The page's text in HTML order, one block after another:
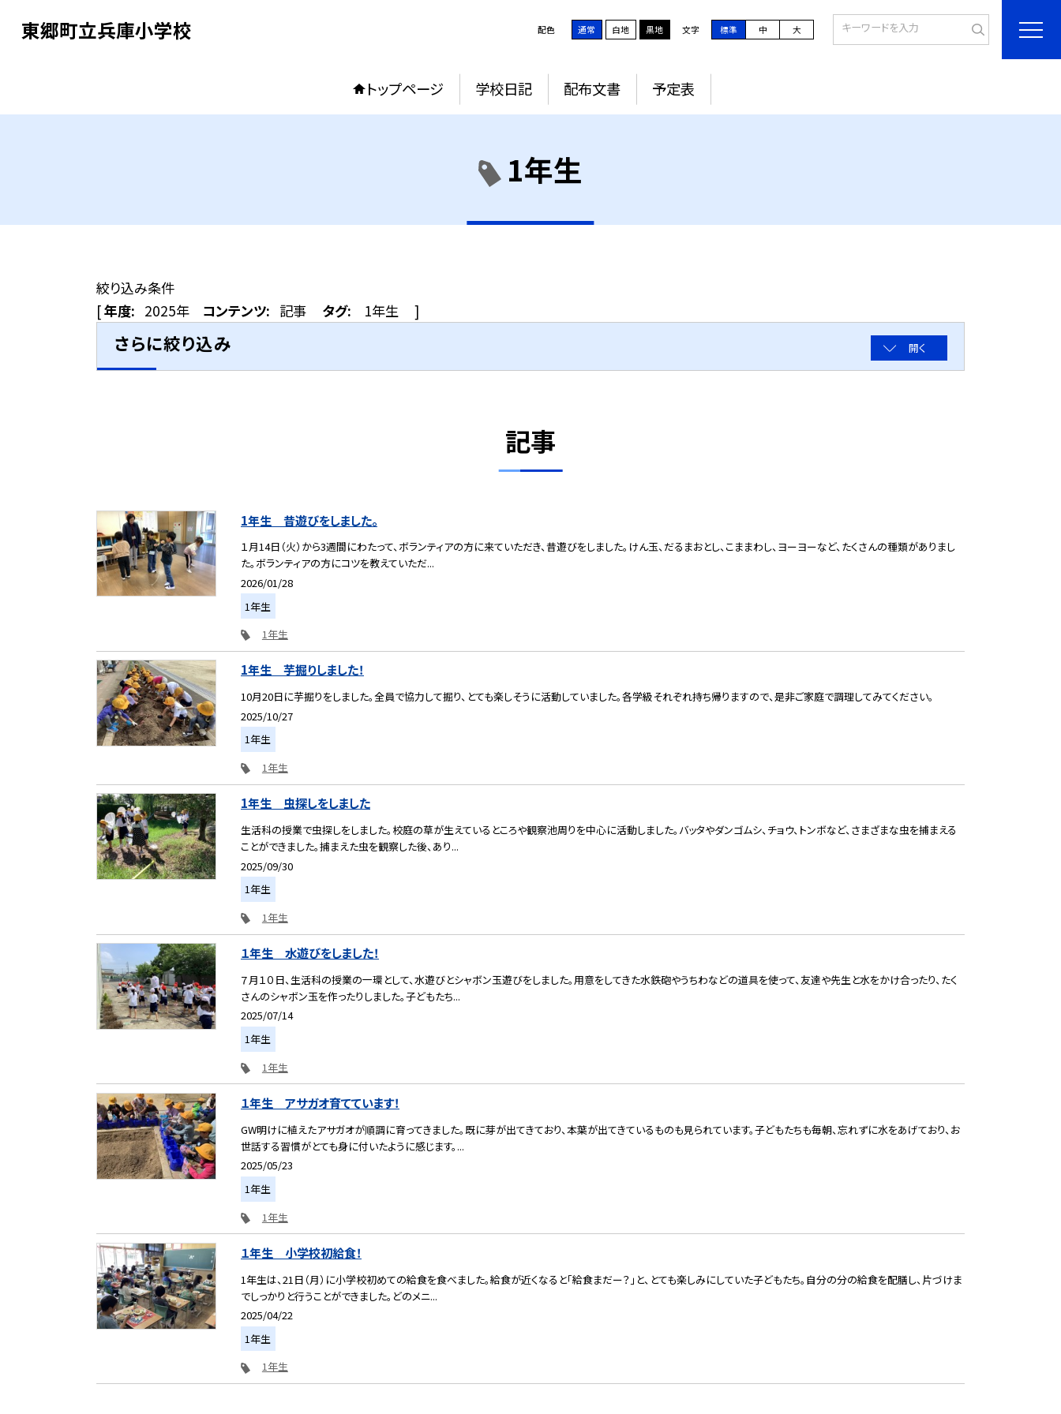
東郷町立兵庫小学校 配色 通常 白地 黒地 文字 標準 中 大
トップページ 学校日記 配布文書 予定表
1年生
絞り込み条件
[年度: 2025年 コンテンツ: 記事 タグ: 1年生 ]
さらに絞り込み 開く
記事
1年生 昔遊びをしました。
１月14日（火）から3週間にわたって、ボランティアの方に来ていただき、昔遊びをしました。けん玉、だるまおとし、こままわし、ヨーヨーなど、たくさんの種類がありまし
た。ボランティアの方にコツを教えていただ...
2026/01/28
1年生
1年生
1年生 芋掘りしました！
10月20日に芋掘りをしました。全員で協力して掘り、とても楽しそうに活動していました。各学級それぞれ持ち帰りますので、是非ご家庭で調理してみてください。
2025/10/27
1年生
1年生
1年生 虫探しをしました
生活科の授業で虫探しをしました。校庭の草が生えているところや観察池周りを中心に活動しました。バッタやダンゴムシ、チョウ、トンボなど、さまざまな虫を捕まえる
ことができました。捕まえた虫を観察した後、あり...
2025/09/30
1年生
1年生
１年生 水遊びをしました！
７月１０日、生活科の授業の一環として、水遊びとシャボン玉遊びをしました。用意をしてきた水鉄砲やうちわなどの道具を使って、友達や先生と水をかけ合ったり、たく
さんのシャボン玉を作ったりしました。子どもたち...
2025/07/14
1年生
1年生
１年生 アサガオ育てています！
GW明けに植えたアサガオが順調に育ってきました。既に芽が出てきており、本葉が出てきているものも見られています。子どもたちも毎朝、忘れずに水をあげており、お
世話する習慣がとても身に付いたように感じます。...
2025/05/23
1年生
1年生
１年生 小学校初給食！
1年生は、21日（月）に小学校初めての給食を食べました。給食が近くなると「給食まだー？」と、とても楽しみにしていた子どもたち。自分の分の給食を配膳し、片づけま
でしっかりと行うことができました。どのメニ...
2025/04/22
1年生
1年生